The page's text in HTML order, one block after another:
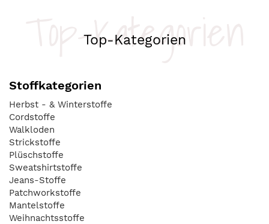
Top-Kategorien
Top-Kategorien
Stoffkategorien
Herbst - & Winterstoffe
Cordstoffe
Walkloden
Strickstoffe
Plüschstoffe
Sweatshirtstoffe
Jeans-Stoffe
Patchworkstoffe
Mantelstoffe
Weihnachtsstoffe